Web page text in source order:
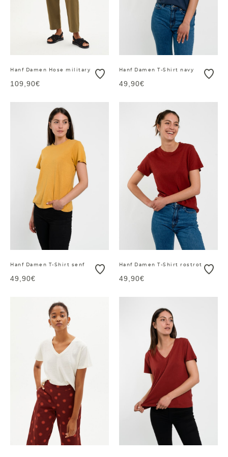
Hanf Damen Hose military
109,90€
Hanf Damen T-Shirt navy
49,90€
Hanf Damen T-Shirt senf
49,90€
Hanf Damen T-Shirt rostrot
49,90€